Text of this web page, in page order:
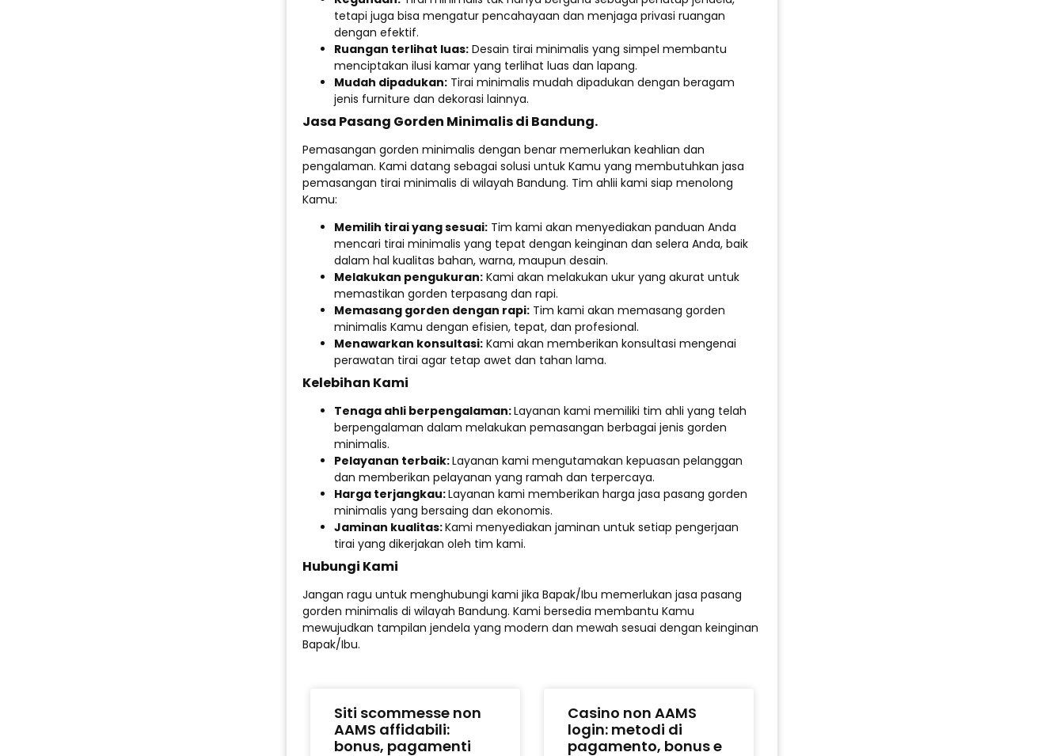
tetapi juga bisa mengatur pencahayaan dan menjaga privasi ruangan
dengan efektif.
Ruangan terlihat luas: Desain tirai minimalis yang simpel membantu
menciptakan ilusi kamar yang terlihat luas dan lapang.
Mudah dipadukan: Tirai minimalis mudah dipadukan dengan beragam
jenis furniture dan dekorasi lainnya.
Jasa Pasang Gorden Minimalis di Bandung.
Pemasangan gorden minimalis dengan benar memerlukan keahlian dan
pengalaman. Kami datang sebagai solusi untuk Kamu yang membutuhkan jasa
pemasangan tirai minimalis di wilayah Bandung. Tim ahlii kami siap menolong
Kamu:
Memilih tirai yang sesuai: Tim kami akan menyediakan panduan Anda
mencari tirai minimalis yang tepat dengan keinginan dan selera Anda, baik
dalam hal kualitas bahan, warna, maupun desain.
Melakukan pengukuran: Kami akan melakukan ukur yang akurat untuk
memastikan gorden terpasang dan rapi.
Memasang gorden dengan rapi: Tim kami akan memasang gorden
minimalis Kamu dengan efisien, tepat, dan profesional.
Menawarkan konsultasi: Kami akan memberikan konsultasi mengenai
perawatan tirai agar tetap awet dan tahan lama.
Kelebihan Kami
Tenaga ahli berpengalaman:Layanan kami memiliki tim ahli yang telah
berpengalaman dalam melakukan pemasangan berbagai jenis gorden
minimalis.
Pelayanan terbaik:Layanan kami mengutamakan kepuasan pelanggan
dan memberikan pelayanan yang ramah dan terpercaya.
Harga terjangkau:Layanan kami memberikan harga jasa pasang gorden
minimalis yang bersaing dan ekonomis.
Jaminan kualitas:Kami menyediakan jaminan untuk setiap pengerjaan
tirai yang dikerjakan oleh tim kami.
Hubungi Kami
Jangan ragu untuk menghubungi kami jika Bapak/Ibu memerlukan jasa pasang
gorden minimalis di wilayah Bandung. Kami bersedia membantu Kamu
mewujudkan tampilan jendela yang modern dan mewah sesuai dengan keinginan
Bapak/Ibu.
Siti scommesse non
AAMS affidabili:
bonus, pagamenti
Casino non AAMS
login: metodi di
pagamento, bonus e